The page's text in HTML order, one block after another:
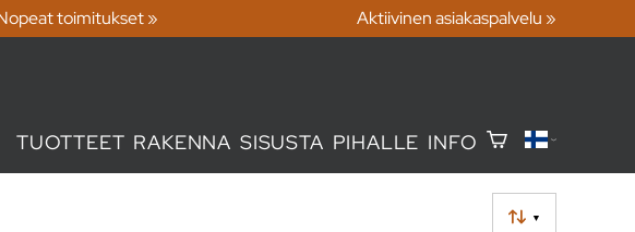
toimitukset » Aktiivinen asiakaspalvelu »
TUOTTEET RAKENNA SISUSTA PIHALLE INFO
▼